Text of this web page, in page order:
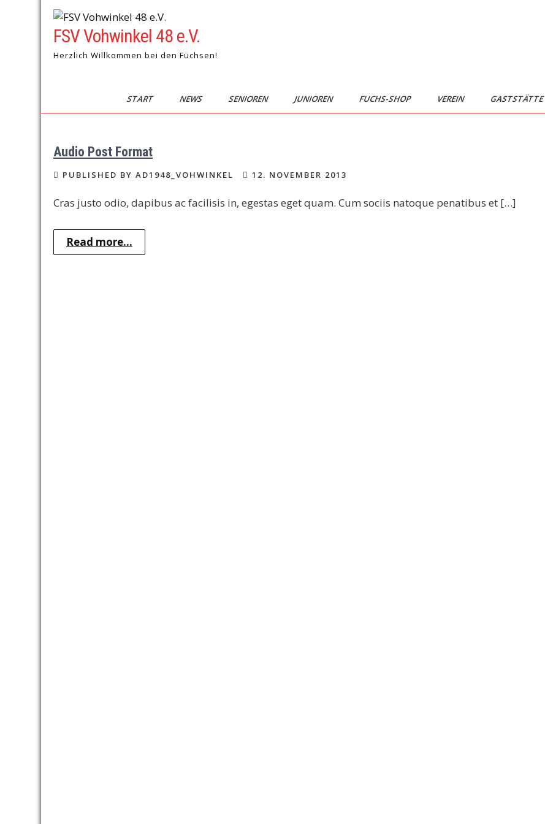
FSV Vohwinkel 48 e.V.
Herzlich Willkommen bei den Füchsen!
START NEWS SENIOREN JUNIOREN FUCHS-SHOP VEREIN GASTSTÄTTE
Audio Post Format
PUBLISHED BY AD1948_VOHWINKEL 12. NOVEMBER 2013
Cras justo odio, dapibus ac facilisis in, egestas eget quam. Cum sociis natoque penatibus et […]
Read more...